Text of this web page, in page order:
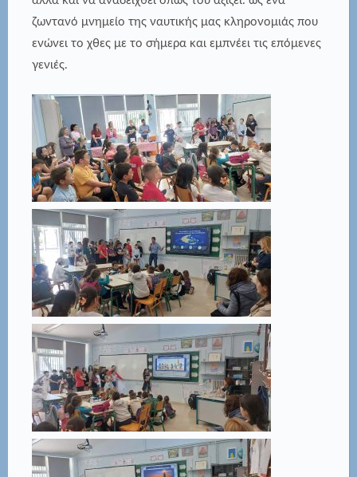
ζωντανό μνημείο της ναυτικής μας κληρονομιάς που
ενώνει το χθες με το σήμερα και εμπνέει τις επόμενες
γενιές.